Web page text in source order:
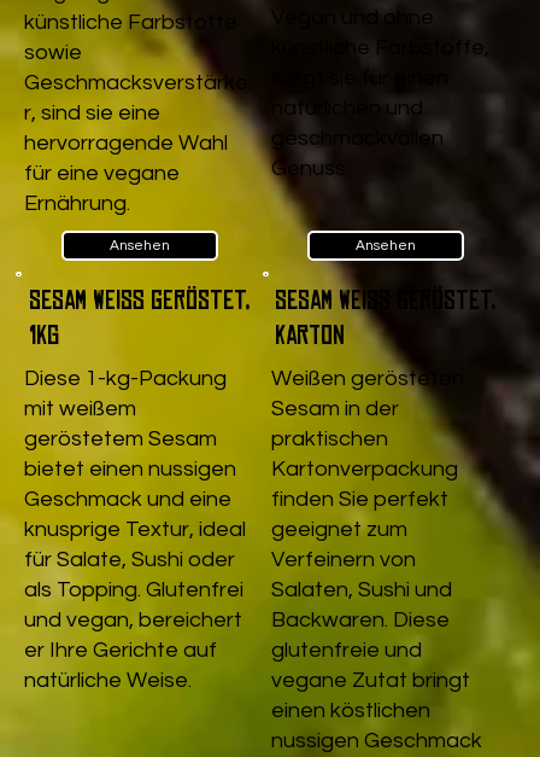
künstliche Farbstoffe
sowie
Geschmacksverstärke
r, sind sie eine
hervorragende Wahl
für eine vegane
Ernährung.
Ansehen
Vegan und ohne
künstliche Farbstoffe,
sorgt sie für einen
natürlichen und
geschmackvollen
Genuss.
Ansehen
Sesam weiß geröstet,
1kg
Diese 1-kg-Packung
mit weißem
geröstetem Sesam
bietet einen nussigen
Geschmack und eine
knusprige Textur, ideal
für Salate, Sushi oder
als Topping. Glutenfrei
und vegan, bereichert
er Ihre Gerichte auf
natürliche Weise.
Sesam weiß geröstet,
Karton
Weißen gerösteten
Sesam in der
praktischen
Kartonverpackung
finden Sie perfekt
geeignet zum
Verfeinern von
Salaten, Sushi und
Backwaren. Diese
glutenfreie und
vegane Zutat bringt
einen köstlichen
nussigen Geschmack